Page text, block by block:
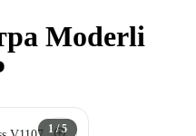
Moderli
1/ 5